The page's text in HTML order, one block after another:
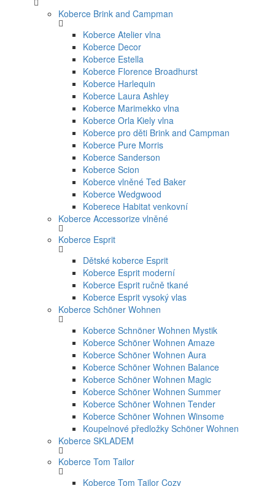
Koberce Brink and Campman
Koberce Atelier vlna
Koberce Decor
Koberce Estella
Koberce Florence Broadhurst
Koberce Harlequin
Koberce Laura Ashley
Koberce Marimekko vlna
Koberce Orla Kiely vlna
Koberce pro děti Brink and Campman
Koberce Pure Morris
Koberce Sanderson
Koberce Scion
Koberce vlněné Ted Baker
Koberce Wedgwood
Koberece Habitat venkovní
Koberce Accessorize vlněné
Koberce Esprit
Dětské koberce Esprit
Koberce Esprit moderní
Koberce Esprit ručně tkané
Koberce Esprit vysoký vlas
Koberce Schöner Wohnen
Koberce Schnöner Wohnen Mystik
Koberce Schöner Wohnen Amaze
Koberce Schöner Wohnen Aura
Koberce Schöner Wohnen Balance
Koberce Schöner Wohnen Magic
Koberce Schöner Wohnen Summer
Koberce Schöner Wohnen Tender
Koberce Schöner Wohnen Winsome
Koupelnové předložky Schöner Wohnen
Koberce SKLADEM
Koberce Tom Tailor
Koberce Tom Tailor Cozy